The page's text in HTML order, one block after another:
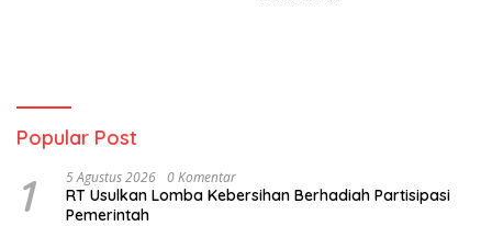
Popular Post
1 5 Agustus 2026 0 Komentar
RT Usulkan Lomba Kebersihan Berhadiah Partisipasi
Pemerintah